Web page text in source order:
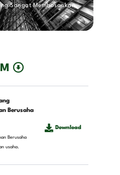
Sangat Membosankan
Berusaha
Berusaha
usaha.
Download